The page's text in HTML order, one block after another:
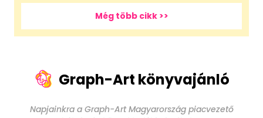
Graph-Art könyvajánló